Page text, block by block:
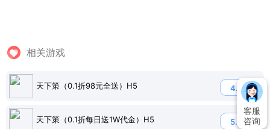
相关游戏
天下策（0.1折98元全送）H5 4.7折
天下策（0.1折每日送1W代金）H5 5.0折
客服
咨询